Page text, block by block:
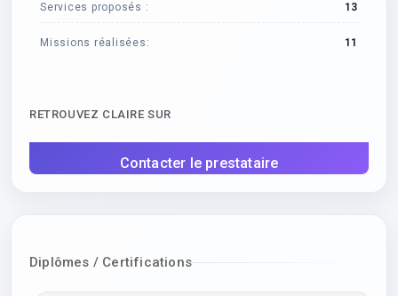
Services proposés : 13
Missions réalisées: 11
RETROUVEZ CLAIRE SUR
Contacter le prestataire
Diplômes / Certifications